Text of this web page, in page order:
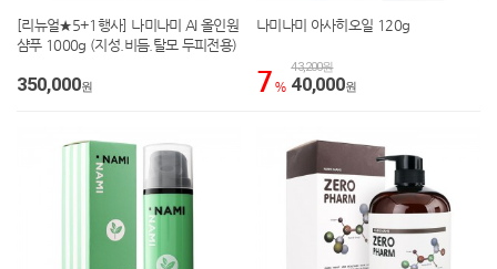
[리뉴얼★5+1행사] 나미나미 AI 올인원
샴푸 1000g (지성.비듬.탈모 두피전용)
350,000원
나미나미 아사히오일 120g
7 %
43,200원
40,000원